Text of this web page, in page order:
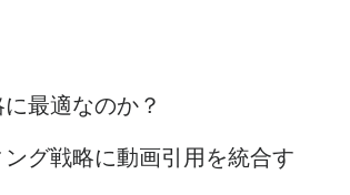
最適なのか？
グ戦略に動画引用を統合す